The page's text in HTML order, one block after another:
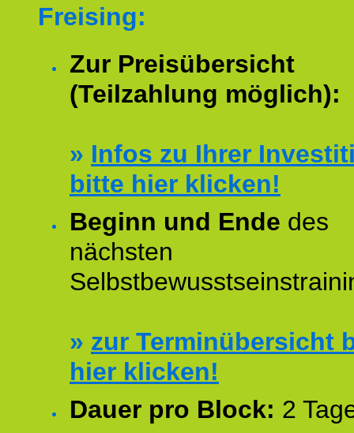
Freising:
Zur Preisübersicht
(Teilzahlung möglich):
» Infos zu Ihrer
bitte hier klicken!
Beginn und Ende des
nächsten
» zur Terminübersicht
hier klicken!
Dauer pro Block: 2